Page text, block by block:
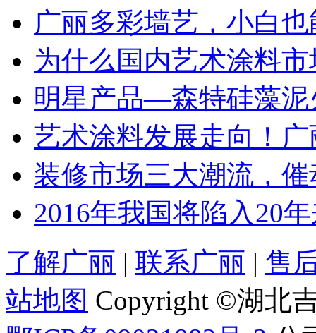
广丽多彩墙艺，小白
为什么国内艺术涂料
明星产品—森特硅藻泥
艺术涂料发展走向！
装修市场三大潮流，
2016年我国将陷入20
了解广丽 | 联系广丽 | 售
站地图 Copyright ©湖北